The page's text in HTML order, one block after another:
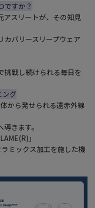
ですか？
アスリートが、その知見
カバリースリープウェア
挑戦し続けられる毎日を
ング
から発せられる遠赤外線
きます。
」
ミックス加工を施した機